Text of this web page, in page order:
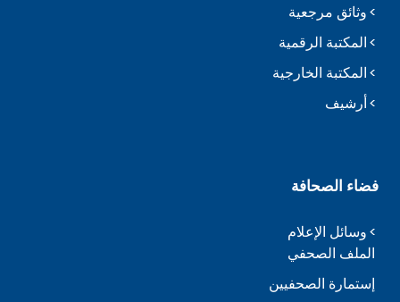
وثائق مرجعية
المكتبة الرقمية
المكتبة الخارجية
أرشيف
فضاء الصحافة
وسائل الإعلام
الملف الصحفي
إستمارة الصحفيين